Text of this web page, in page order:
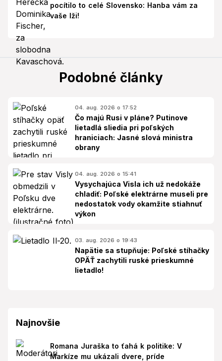
pocítilo to celé Slovensko: Hanba vám za
vaše lži!
Podobné články
04. aug. 2026 o 17:52
Čo majú Rusi v pláne? Putinove
lietadlá sliedia pri poľských
hraniciach: Jasné slová ministra
obrany
04. aug. 2026 o 15:41
Vysychajúca Visla ich už nedokáže
chladiť: Poľské elektrárne museli pre
nedostatok vody okamžite stiahnuť
výkon
03. aug. 2026 o 19:43
Napätie sa stupňuje: Poľské stíhačky
OPÄŤ zachytili ruské prieskumné
lietadlo!
Najnovšie
Romana Juraška to ťahá k politike: V
Markíze mu ukázali dvere, príde